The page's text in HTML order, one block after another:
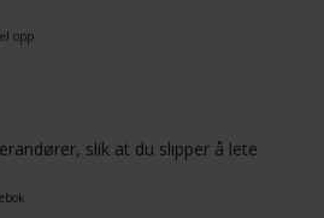
slik at du slipper å lete